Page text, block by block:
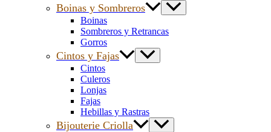
Boinas y Sombreros
Boinas
Sombreros y Retrancas
Gorros
Cintos y Fajas
Cintos
Culeros
Lonjas
Fajas
Hebillas y Rastras
Bijouterie Criolla